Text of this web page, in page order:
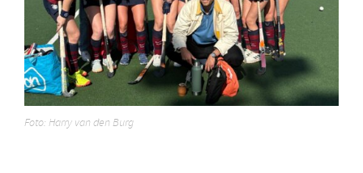
Foto: Harry van den Burg